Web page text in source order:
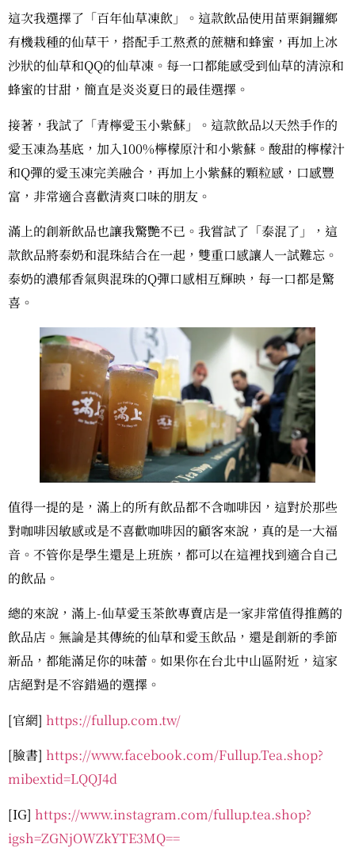
這次我選擇了「百年仙草凍飲」。這款飲品使用苗栗銅鑼鄉
有機栽種的仙草干，搭配手工熬煮的蔗糖和蜂蜜，再加上冰
沙狀的仙草和QQ的仙草凍。每一口都能感受到仙草的清涼和
蜂蜜的甘甜，簡直是炎炎夏日的最佳選擇。
接著，我試了「青檸愛玉小紫蘇」。這款飲品以天然手作的
愛玉凍為基底，加入100%檸檬原汁和小紫蘇。酸甜的檸檬汁
和Q彈的愛玉凍完美融合，再加上小紫蘇的顆粒感，口感豐
富，非常適合喜歡清爽口味的朋友。
滿上的創新飲品也讓我驚艷不已。我嘗試了「泰混了」，這
款飲品將泰奶和混珠結合在一起，雙重口感讓人一試難忘。
泰奶的濃郁香氣與混珠的Q彈口感相互輝映，每一口都是驚
喜。
值得一提的是，滿上的所有飲品都不含咖啡因，這對於那些
對咖啡因敏感或是不喜歡咖啡因的顧客來說，真的是一大福
音。不管你是學生還是上班族，都可以在這裡找到適合自己
的飲品。
總的來說，滿上-仙草愛玉茶飲專賣店是一家非常值得推薦的
飲品店。無論是其傳統的仙草和愛玉飲品，還是創新的季節
新品，都能滿足你的味蕾。如果你在台北中山區附近，這家
店絕對是不容錯過的選擇。
[官網] https://fullup.com.tw/
[臉書] https://www.facebook.com/Fullup.Tea.shop?
mibextid=LQQJ4d
[IG] https://www.instagram.com/fullup.tea.shop?
igsh=ZGNjOWZkYTE3MQ==